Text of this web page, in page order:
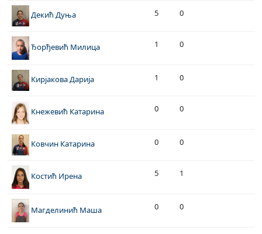
Декић Дуња 5 0
Ђорђевић Милица 1 0
Кирјакова Дарија 1 0
Кнежевић Катарина 0 0
Ковчин Катарина 0 0
Костић Ирена 5 1
Магделинић Маша 0 0